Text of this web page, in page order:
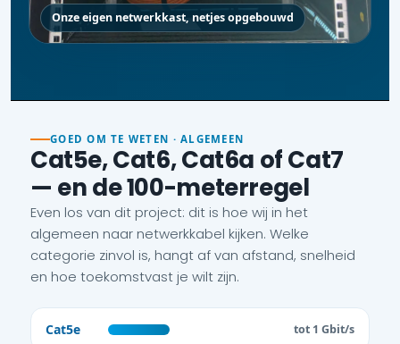
Onze eigen netwerkkast, netjes opgebouwd
GOED OM TE WETEN · ALGEMEEN
Cat5e, Cat6, Cat6a of Cat7
— en de 100-meterregel
Even los van dit project: dit is hoe wij in het
algemeen naar netwerkkabel kijken. Welke
categorie zinvol is, hangt af van afstand, snelheid
en hoe toekomstvast je wilt zijn.
Cat5e tot 1 Gbit/s